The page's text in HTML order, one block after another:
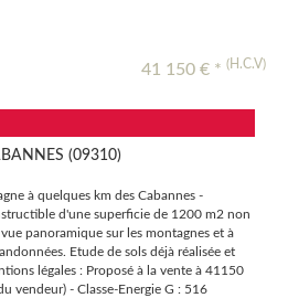
41 150 € * (H.C.V)
(09310)
à quelques km des Cabannes -
d'une superficie de 1200 m2 non
panoramique sur les montagnes et à
Etude de sols déjà réalisée et
légales : Proposé à la vente à 41150
vendeur) - Classe-Energie G : 516